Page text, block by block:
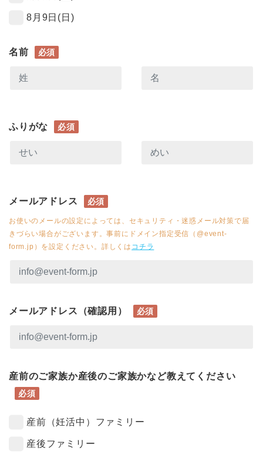
8月9日(日)
名前 必須
ふりがな 必須
メールアドレス 必須
お使いのメールの設定によっては、セキュリティ・迷惑メール対策で届
きづらい場合がございます。事前にドメイン指定受信（@event-
form.jp）を設定ください。詳しくは コチラ
メールアドレス（確認用） 必須
産前のご家族か産後のご家族かなど教えてください
必須
産前（妊活中）ファミリー
産後ファミリー